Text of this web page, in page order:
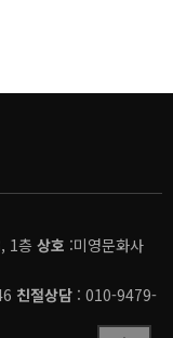
1층 상호 :미영문화사
친절상담 : 010-9479-